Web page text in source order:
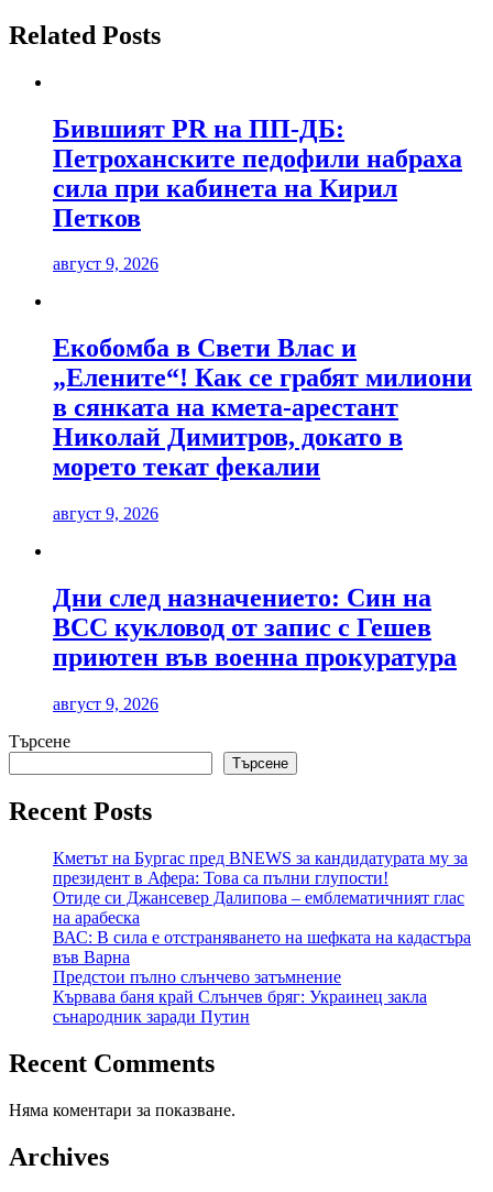
Related Posts
Бившият PR на ПП-ДБ:
Петроханските педофили набраха
сила при кабинета на Кирил
Петков
август 9, 2026
Екобомба в Свети Влас и
„Елените“! Как се грабят милиони
в сянката на кмета-арестант
Николай Димитров, докато в
морето текат фекалии
август 9, 2026
Дни след назначението: Син на
ВСС кукловод от запис с Гешев
приютен във военна прокуратура
август 9, 2026
Търсене
Търсене
Recent Posts
Кметът на Бургас пред BNEWS за кандидатурата му за
президент в Афера: Това са пълни глупости!
Отиде си Джансевер Далипова – емблематичният глас
на арабеска
ВАС: В сила е отстраняването на шефката на кадастъра
във Варна
Предстои пълно слънчево затъмнение
Кървава баня край Слънчев бряг: Украинец закла
сънародник заради Путин
Recent Comments
Няма коментари за показване.
Archives